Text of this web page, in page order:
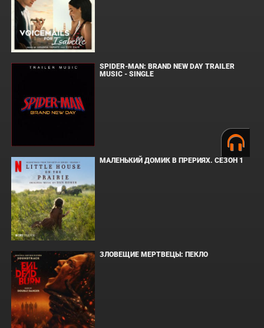
SPIDER-MAN: BRAND NEW DAY TRAILER
MUSIC - SINGLE
МАЛЕНЬКИЙ ДОМИК В ПРЕРИЯХ. СЕЗОН 1
ЗЛОВЕЩИЕ МЕРТВЕЦЫ: ПЕКЛО